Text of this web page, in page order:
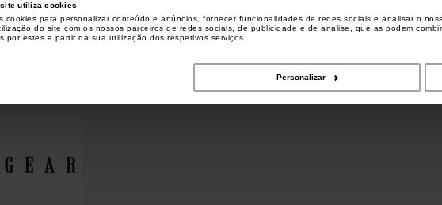
utiliza cookies
cookies para personalizar conteúdo e anúncios, fornecer funcionalidades de redes sociais e analisar o
do site com os nossos parceiros de redes sociais, de publicidade e de análise, que as podem
por estes a partir da sua utilização dos respetivos serviços.
Personalizar